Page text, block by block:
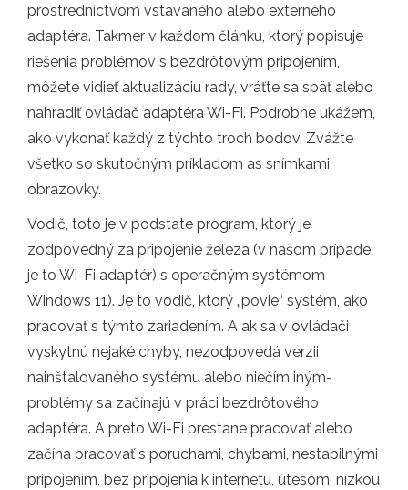
prostredníctvom vstavaného alebo externého
adaptéra. Takmer v každom článku, ktorý popisuje
riešenia problémov s bezdrôtovým pripojením,
môžete vidieť aktualizáciu rady, vráťte sa späť alebo
nahradiť ovládač adaptéra Wi-Fi. Podrobne ukážem,
ako vykonať každý z týchto troch bodov. Zvážte
všetko so skutočným príkladom as snímkami
obrazovky.
Vodič, toto je v podstate program, ktorý je
zodpovedný za pripojenie železa (v našom prípade
je to Wi-Fi adaptér) s operačným systémom
Windows 11). Je to vodič, ktorý „povie“ systém, ako
pracovať s týmto zariadením. A ak sa v ovládači
vyskytnú nejaké chyby, nezodpovedá verzii
nainštalovaného systému alebo niečím iným-
problémy sa začínajú v práci bezdrôtového
adaptéra. A preto Wi-Fi prestane pracovať alebo
začína pracovať s poruchami, chybami, nestabilnými
pripojením, bez pripojenia k internetu, útesom, nízkou